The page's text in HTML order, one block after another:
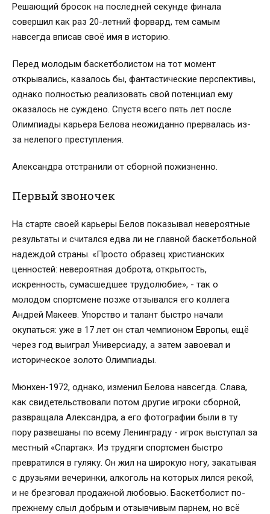
Решающий бросок на последней секунде финала
совершил как раз 20-летний форвард, тем самым
навсегда вписав своё имя в историю.
Перед молодым баскетболистом на тот момент
открывались, казалось бы, фантастические перспективы,
однако полностью реализовать свой потенциал ему
оказалось не суждено. Спустя всего пять лет после
Олимпиады карьера Белова неожиданно прервалась из-
за нелепого преступления.
Александра отстранили от сборной пожизненно.
Первый звоночек
На старте своей карьеры Белов показывал невероятные
результаты и считался едва ли не главной баскетбольной
надеждой страны. «Просто образец христианских
ценностей: невероятная доброта, открытость,
искренность, сумасшедшее трудолюбие», - так о
молодом спортсмене позже отзывался его коллега
Андрей Макеев. Упорство и талант быстро начали
окупаться: уже в 17 лет он стал чемпионом Европы, ещё
через год выиграл Универсиаду, а затем завоевал и
историческое золото Олимпиады.
Мюнхен-1972, однако, изменил Белова навсегда. Слава,
как свидетельствовали потом другие игроки сборной,
развращала Александра, а его фотографии были в ту
пору развешаны по всему Ленинграду - игрок выступал за
местный «Спартак». Из трудяги спортсмен быстро
превратился в гуляку. Он жил на широкую ногу, закатывая
с друзьями вечеринки, алкоголь на которых лился рекой,
и не брезговал продажной любовью. Баскетболист по-
прежнему слыл добрым и отзывчивым парнем, но всё